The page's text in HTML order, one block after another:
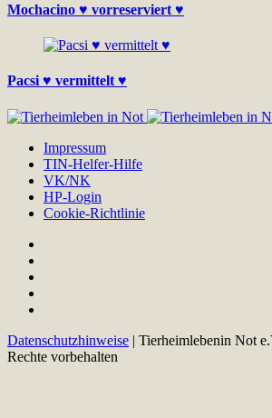
Mochacino ♥ vorreserviert ♥
Pacsi ♥ vermittelt ♥
Impressum
TIN-Helfer-Hilfe
VK/NK
HP-Login
Cookie-Richtlinie
Datenschutzhinweise | Tierheimlebenin Not
Rechte vorbehalten